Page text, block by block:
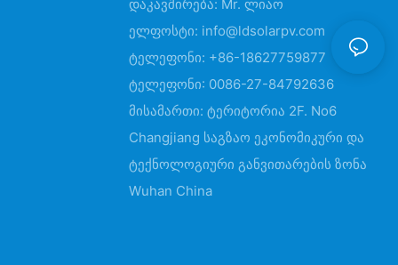
დაკავშირება: Mr. ლიაო
ელფოსტი: info@ldsolarpv.com
ტელეფონი: +86-18627759877
ტელეფონი: 0086-27-84792636
მისამართი: ტერიტორია 2F. No6
Changjiang საგზაო ეკონომიკური და
ტექნოლოგიური განვითარების ზონა
Wuhan China